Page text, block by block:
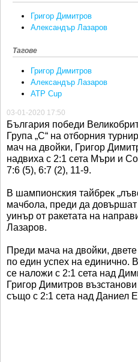
Григор Димитров
Александър Лазаров
Тагове
Григор Димитров
Александър Лазаров
ATP Cup
03-01-2020 17:50
България победи
Група „С“ на отборния
мач на двойки, Григор
надвиха с 2:1 сета Мъри и
7:6 (5), 6:7 (2), 11-9.
В шампионския тайбрек
мачбола, преди да
уинър от ракетата на
Лазаров.
Преди мача на двойки,
по един успех на
се наложи с 2:1 сета над
Григор Димитров
също с 2:1 сета над Даниел